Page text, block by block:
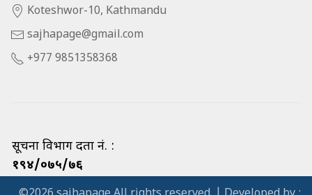
Koteshwor-10, Kathmandu
sajhapage@gmail.com
+977 9851358368
सूचना विभाग दर्ता नं. :
१९४/०७५/७६